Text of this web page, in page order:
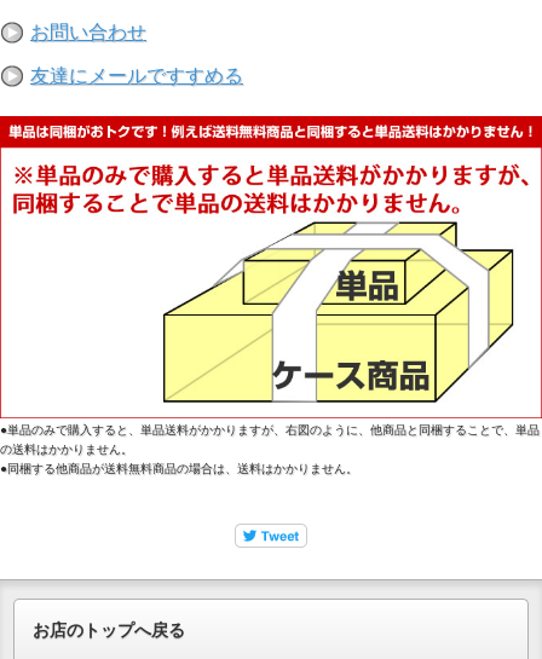
お問い合わせ
友達にメールですすめる
●単品のみで購入すると、単品送料がかかりますが、右図のように、他商品と同梱することで、単品
の送料はかかりません。
●同梱する他商品が送料無料商品の場合は、送料はかかりません。
お店のトップへ戻る